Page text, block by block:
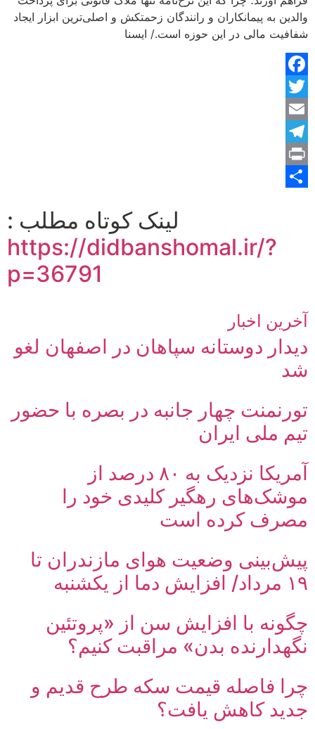
والدین به پیمانکاران و رانندگان زحمتکش و اصلی‌ترین ابزار ایجاد
شفافیت مالی در این حوزه است./ ایسنا
Facebook
Twitter
Email
Telegram
Print
لینک کوتاه مطلب :
https://didbanshomal.ir/?
p=36791
آخرین اخبار
دیدار دوستانه سپاهان در اصفهان لغو
شد
تورنمنت چهار جانبه در بصره با حضور
تیم ملی ایران
آمریکا نزدیک به ۸۰ درصد از
موشک‌های رهگیر کلیدی خود را
مصرف کرده است
پیش‌بینی وضعیت هوای مازندران تا
۱۹ مرداد/ افزایش دما از یکشنبه
چگونه با افزایش سن از «پروتئین
نگهدارنده بدن» مراقبت کنیم؟
چرا فاصله قیمت سکه طرح قدیم و
جدید کاهش یافت؟